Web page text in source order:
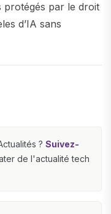
protégés par le droit
d’IA sans
? Suivez-
de l'actualité tech